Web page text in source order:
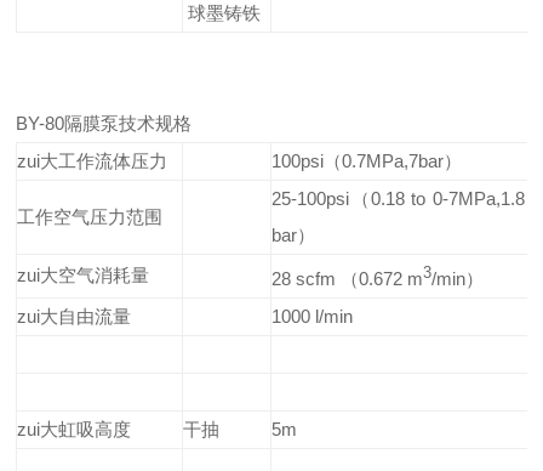
球墨铸铁
BY-80隔膜泵技术规格
zui大工作流体压力
100psi（0.7MPa,7bar）
工作空气压力范围
25-100psi（0.18 to 0-7MPa,1.8
bar）
zui大空气消耗量
28 scfm （0.672 m3/min）
zui大自由流量
1000 l/min
zui大虹吸高度 干抽 5m